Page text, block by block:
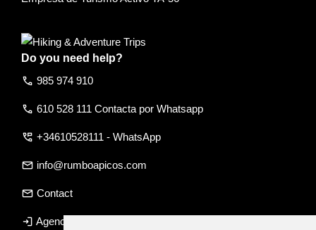
Do you need help?
call 985 974 910
call 610 528 111 Contacta por Whatsapp
perm_phone_msg +34610528111 - WhatsApp
email info@rumboapicos.com
email Contact
login Agency access